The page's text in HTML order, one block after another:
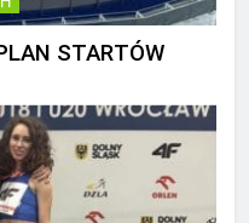
STARTÓW